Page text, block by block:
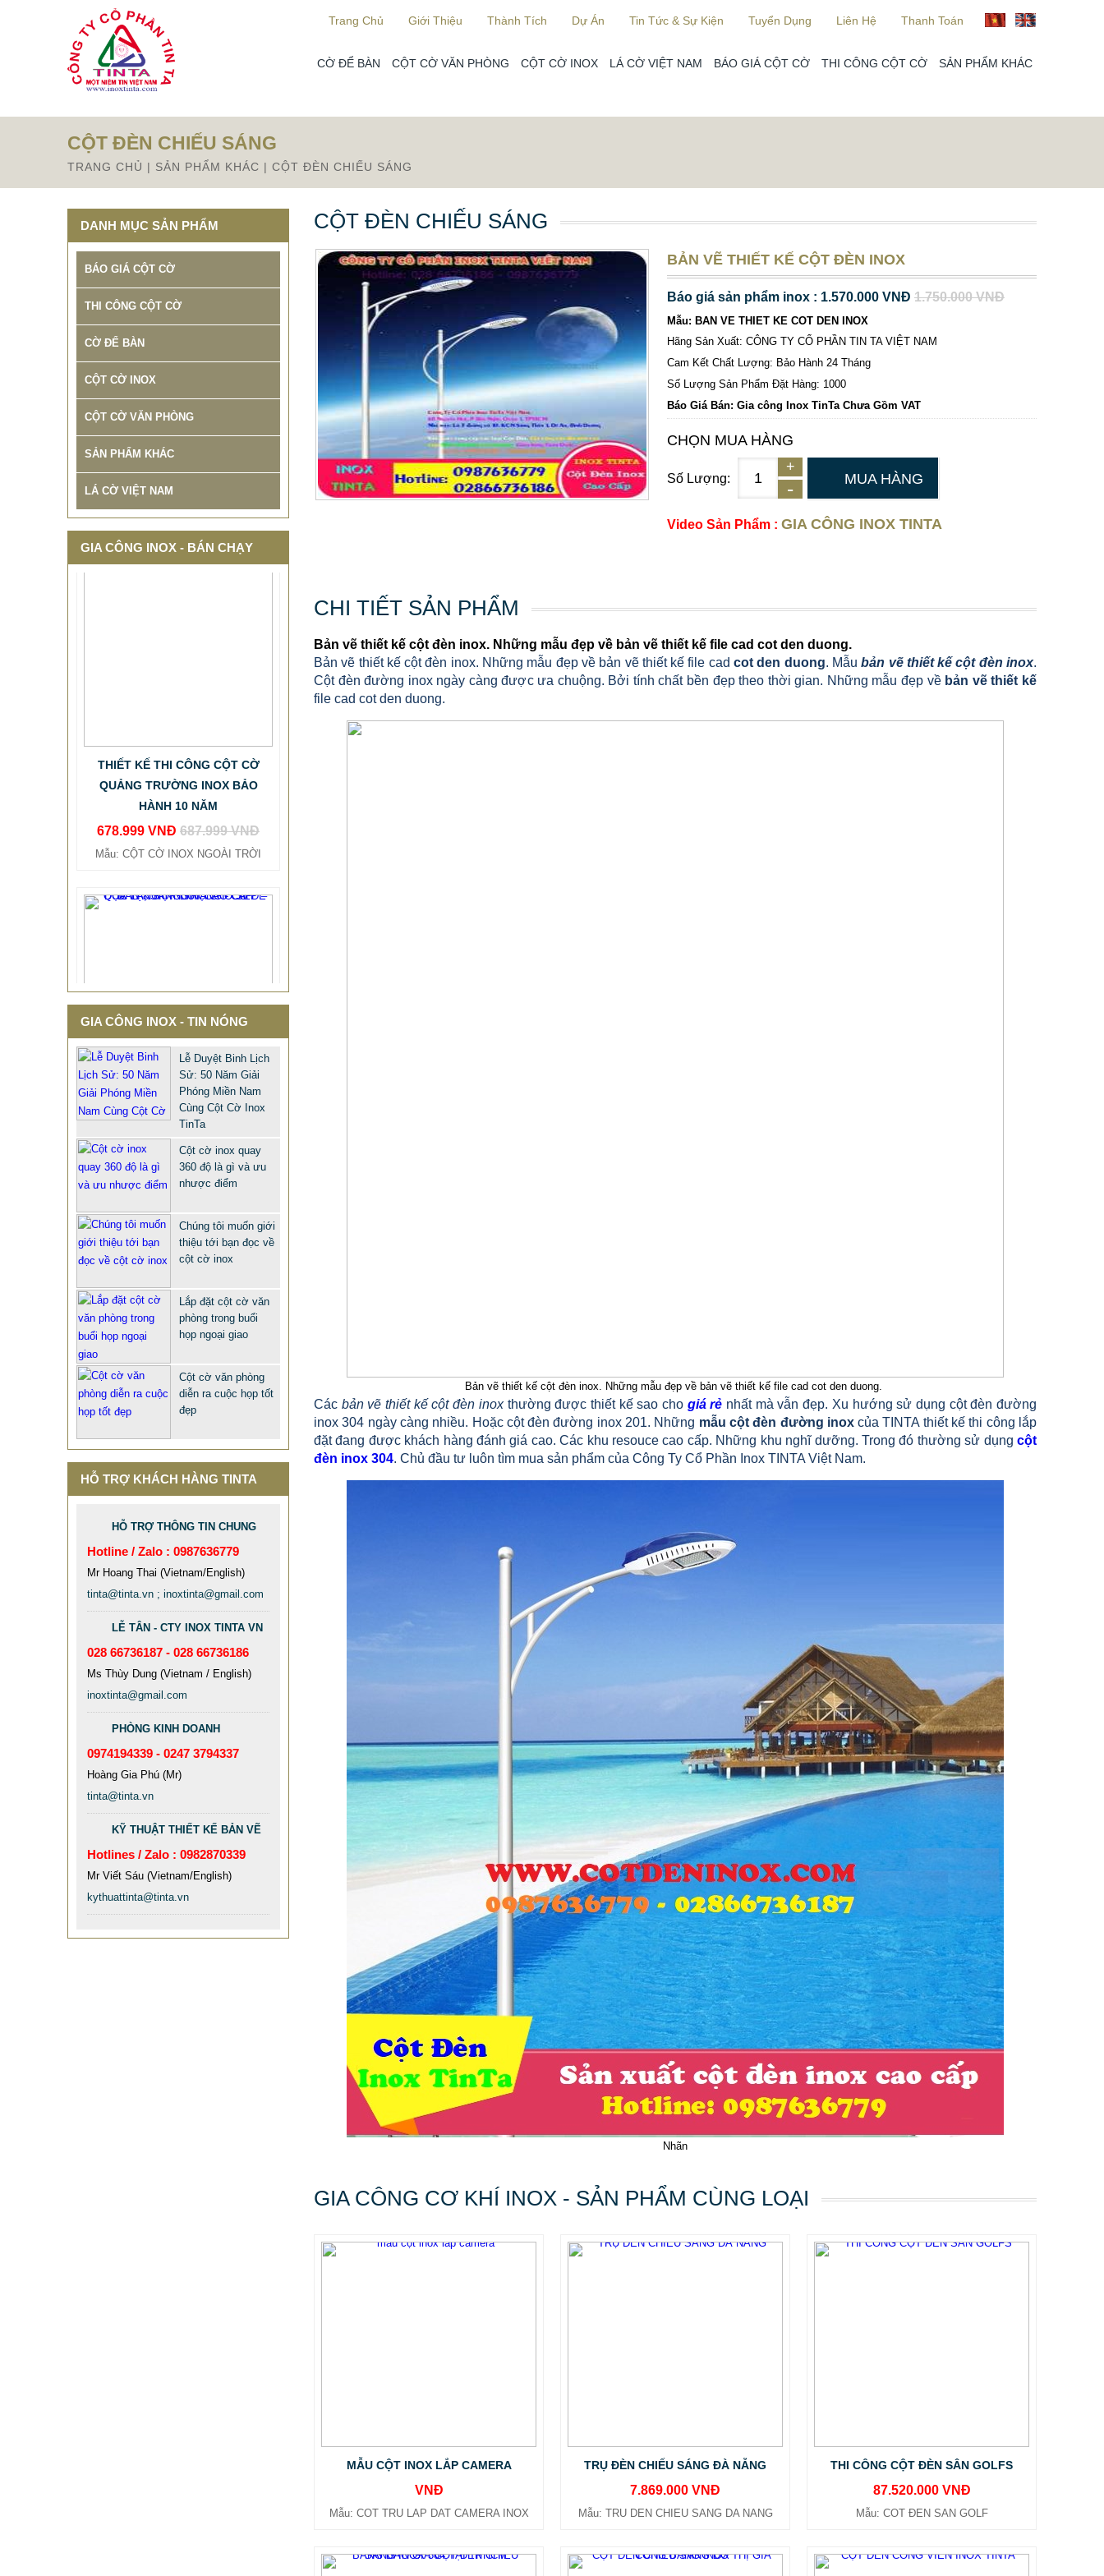
Trang Chủ Giới Thiệu Thành Tích Dự Án Tin Tức & Sự Kiện Tuyển Dụng Liên Hệ Thanh Toán
CỜ ĐỂ BÀN CỘT CỜ VĂN PHÒNG CỘT CỜ INOX LÁ CỜ VIỆT NAM BÁO GIÁ CỘT CỜ THI CÔNG CỘT CỜ SẢN PHẨM KHÁC
Từ mục này trở xuống là mã nguồn Zalo
CỘT ĐÈN CHIẾU SÁNG
TRANG CHỦ | SẢN PHẨM KHÁC | CỘT ĐÈN CHIẾU SÁNG
CỘT ĐÈN CHIẾU SÁNG
BẢN VẼ THIẾT KẾ CỘT ĐÈN INOX
Báo giá sản phẩm inox : 1.570.000 VNĐ 1.750.000 VNĐ
Mẫu: BAN VE THIET KE COT DEN INOX
Hãng Sản Xuất: CÔNG TY CỔ PHẦN TIN TA VIỆT NAM
Cam Kết Chất Lượng: Bảo Hành 24 Tháng
Số Lượng Sản Phẩm Đặt Hàng: 1000
Báo Giá Bán: Gia công Inox TinTa Chưa Gồm VAT
CHỌN MUA HÀNG
Số Lượng: MUA HÀNG
Video Sản Phẩm : GIA CÔNG INOX TINTA
CHI TIẾT SẢN PHẨM
Bản vẽ thiết kế cột đèn inox. Những mẫu đẹp về bản vẽ thiết kế file cad cot den duong.
Bản vẽ thiết kế cột đèn inox. Những mẫu đẹp về bản vẽ thiết kế file cadcot den duong. Mẫubản vẽ thiết kế cột đèn inox.
Cột đèn đường inox ngày càng được ưa chuộng. Bởi tính chất bền đẹp theo thời gian. Những mẫu đẹp về bản vẽ thiết kế
file cad cot den duong.
Bản vẽ thiết kế cột đèn inox. Những mẫu đẹp về bản vẽ thiết kế file cad cot den duong.
Các bản vẽ thiết kế cột đèn inoxthường được thiết kế sao cho giá rẻ nhất mà vẫn đẹp. Xu hướng sử dụng cột đèn đường
inox 304 ngày càng nhiều. Hoặc cột đèn đường inox 201. Những mẫu cột đèn đường inoxcủa TINTA thiết kế thi công lắp
đặt đang được khách hàng đánh giá cao. Các khu resouce cao cấp. Những khu nghĩ dưỡng. Trong đó thường sử dụng cột
đèn inox 304. Chủ đầu tư luôn tìm mua sản phẩm của Công Ty Cổ Phần Inox TINTA Việt Nam.
Nhãn
GIA CÔNG CƠ KHÍ INOX - SẢN PHẨM CÙNG LOẠI
MẪU CỘT INOX LẮP CAMERA
VNĐ
Mẫu: COT TRU LAP DAT CAMERA INOX
TRỤ ĐÈN CHIẾU SÁNG ĐÀ NẴNG
7.869.000 VNĐ
Mẫu: TRU DEN CHIEU SANG DA NANG
THI CÔNG CỘT ĐÈN SÂN GOLFS
87.520.000 VNĐ
Mẫu: COT ĐEN SAN GOLF
DANH MỤC SẢN PHẨM
BÁO GIÁ CỘT CỜ
THI CÔNG CỘT CỜ
CỜ ĐỂ BÀN
CỘT CỜ INOX
CỘT CỜ VĂN PHÒNG
SẢN PHẨM KHÁC
LÁ CỜ VIỆT NAM
GIA CÔNG INOX - BÁN CHẠY
QUẢNG TRƯỜNG INOX BẢO
HÀNH 10 NĂM
678.999 VNĐ687.999 VNĐ
Mẫu: CỘT CỜ INOX NGOÀI TRỜI
ĐỘC LẠ, SANG TRỌNG - CỜ ĐỂ
BÀN & HỘP BÚT CAO CẤP
2.968.680 VNĐ
Mẫu: QUA TANG Y NGHIA CHO SEP
XE ĐẨY HÀNH LÝ SÂN BAY TẠI
TPHCM THƯƠNG HIỆU TINTA
9.577.900 VNĐ
GIA CÔNG INOX - TIN NÓNG
Lễ Duyệt Binh Lịch
Sử: 50 Năm Giải
Phóng Miền Nam
Cùng Cột Cờ Inox
TinTa
Cột cờ inox quay
360 độ là gì và ưu
nhược điểm
Chúng tôi muốn giới
thiệu tới bạn đọc về
cột cờ inox
Lắp đặt cột cờ văn
phòng trong buổi
họp ngoại giao
Cột cờ văn phòng
diễn ra cuộc họp tốt
đẹp
HỖ TRỢ KHÁCH HÀNG TINTA
HỖ TRỢ THÔNG TIN CHUNG
Hotline / Zalo : 0987636779
Mr Hoang Thai (Vietnam/English)
tinta@tinta.vn ; inoxtinta@gmail.com
LỄ TÂN - CTY INOX TINTA VN
028 66736187 - 028 66736186
Ms Thùy Dung (Vietnam / English)
inoxtinta@gmail.com
PHÒNG KINH DOANH
0974194339 - 0247 3794337
Hoàng Gia Phú (Mr)
tinta@tinta.vn
KỸ THUẬT THIẾT KẾ BẢN VẼ
Hotlines / Zalo : 0982870339
Mr Viết Sáu (Vietnam/English)
kythuattinta@tinta.vn